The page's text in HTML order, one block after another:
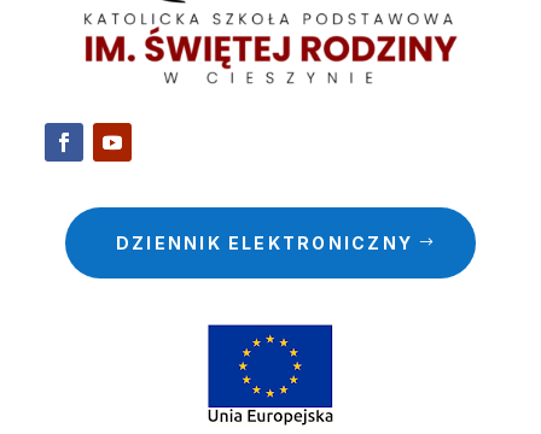
DZIENNIK ELEKTRONICZNY